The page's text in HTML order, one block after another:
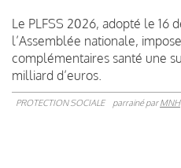
Le PLFSS 2026, adopté le 16
l’Assemblée nationale,
complémentaires santé une
milliard d’euros.
PROTECTION SOCIALE parrainé parMNH